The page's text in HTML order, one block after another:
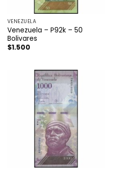
VENEZUELA
Venezuela – P92k – 50
Bolivares
$1.500